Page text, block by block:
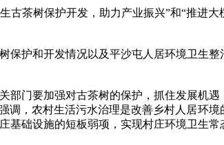
茶树保护开发，助力产业振兴”和“推进大
护和开发情况以及平沙屯人居环境卫生整
门要加强对古茶树的保护，抓住发展机遇
，农村生活污水治理是改善乡村人居环
础设施的短板弱项，实现村庄环境卫生常